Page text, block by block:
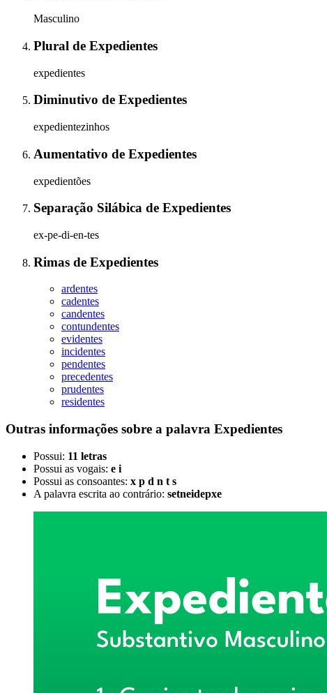
Masculino
Plural de Expedientes
expedientes
Diminutivo de Expedientes
expedientezinhos
Aumentativo de Expedientes
expedientões
Separação Silábica de Expedientes
ex-pe-di-en-tes
Rimas de Expedientes
ardentes
cadentes
candentes
contundentes
evidentes
incidentes
pendentes
precedentes
prudentes
residentes
Outras informações sobre a palavra Expedientes
Possui: 11 letras
Possui as vogais: e i
Possui as consoantes: x p d n t s
A palavra escrita ao contrário: setneidepxe